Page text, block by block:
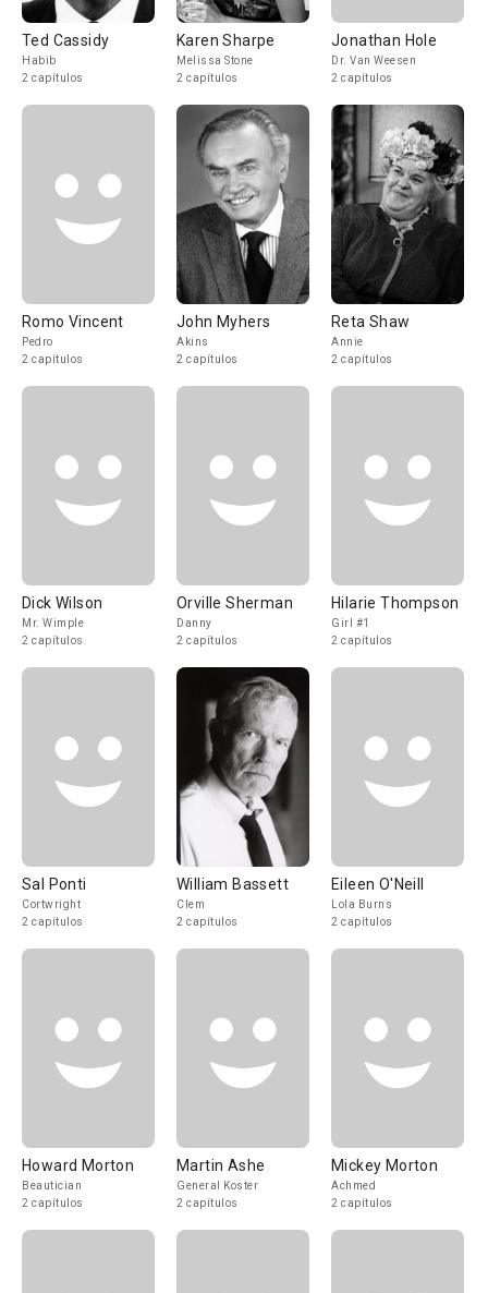
Ted Cassidy
Habib
2 capítulos
Karen Sharpe
Melissa Stone
2 capítulos
Jonathan Hole
Dr. Van Weesen
2 capítulos
Romo Vincent
Pedro
2 capítulos
John Myhers
Akins
2 capítulos
Reta Shaw
Annie
2 capítulos
Dick Wilson
Mr. Wimple
2 capítulos
Orville Sherman
Danny
2 capítulos
Hilarie Thompson
Girl #1
2 capítulos
Sal Ponti
Cortwright
2 capítulos
William Bassett
Clem
2 capítulos
Eileen O'Neill
Lola Burns
2 capítulos
Howard Morton
Beautician
2 capítulos
Martin Ashe
General Koster
2 capítulos
Mickey Morton
Achmed
2 capítulos